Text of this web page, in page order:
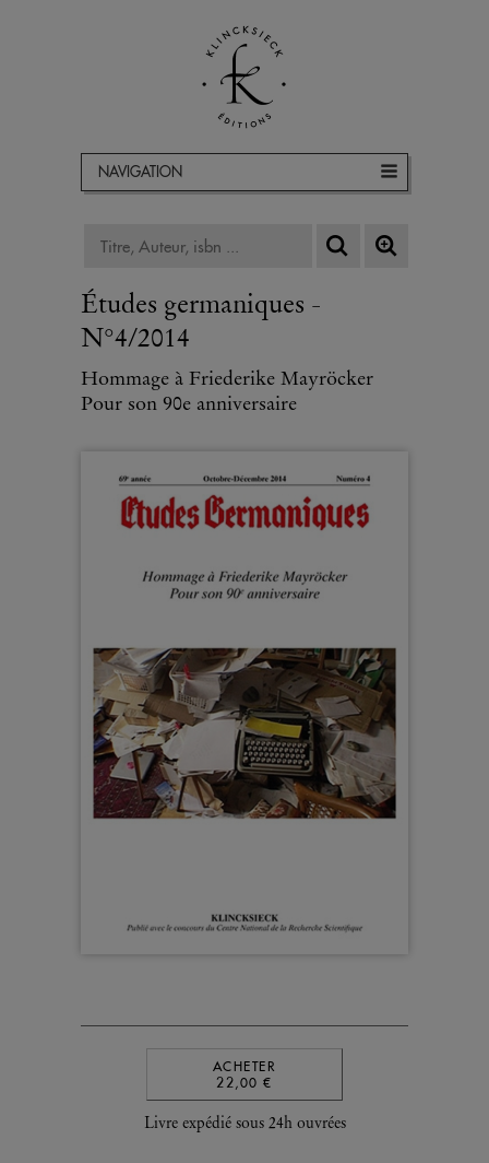
NAVIGATION
Études germaniques -
N°4/2014
Hommage à Friederike Mayröcker
Pour son 90e anniversaire
ACHETER
22,00 €
Livre expédié sous 24h ouvrées